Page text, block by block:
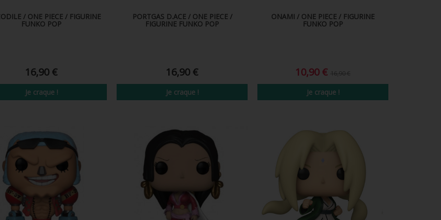
/ ONE PIECE / FIGURINE
FUNKO POP
16,90 €
Je craque !
PORTGAS D.ACE / ONE PIECE /
FIGURINE FUNKO POP
16,90 €
Je craque !
ONAMI / ONE PIECE / FIGURINE
FUNKO POP
10,90 € 16,90 €
Je craque !